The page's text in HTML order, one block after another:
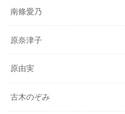
南條愛乃
原奈津子
原由実
古木のぞみ